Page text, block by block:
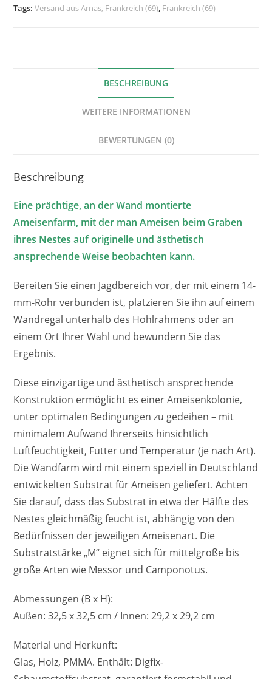
+
Tags:Versand aus Arnas, Frankreich (69), Frankreich (69)
BESCHREIBUNG
WEITERE INFORMATIONEN
BEWERTUNGEN (0)
Beschreibung
Eine prächtige, an der Wand montierte
Ameisenfarm, mit der man Ameisen beim Graben
ihres Nestes auf originelle und ästhetisch
ansprechende Weise beobachten kann.
Bereiten Sie einen Jagdbereich vor, der mit einem 14-
mm-Rohr verbunden ist, platzieren Sie ihn auf einem
Wandregal unterhalb des Hohlrahmens oder an
einem Ort Ihrer Wahl und bewundern Sie das
Ergebnis.
Diese einzigartige und ästhetisch ansprechende
Konstruktion ermöglicht es einer Ameisenkolonie,
unter optimalen Bedingungen zu gedeihen – mit
minimalem Aufwand Ihrerseits hinsichtlich
Luftfeuchtigkeit, Futter und Temperatur (je nach Art).
Die Wandfarm wird mit einem speziell in Deutschland
entwickelten Substrat für Ameisen geliefert. Achten
Sie darauf, dass das Substrat in etwa der Hälfte des
Nestes gleichmäßig feucht ist, abhängig von den
Bedürfnissen der jeweiligen Ameisenart. Die
Substratstärke „M“ eignet sich für mittelgroße bis
große Arten wie Messor und Camponotus.
Abmessungen (B x H):
Außen: 32,5 x 32,5 cm / Innen: 29,2 x 29,2 cm
Material und Herkunft:
Glas, Holz, PMMA. Enthält: Digfix-